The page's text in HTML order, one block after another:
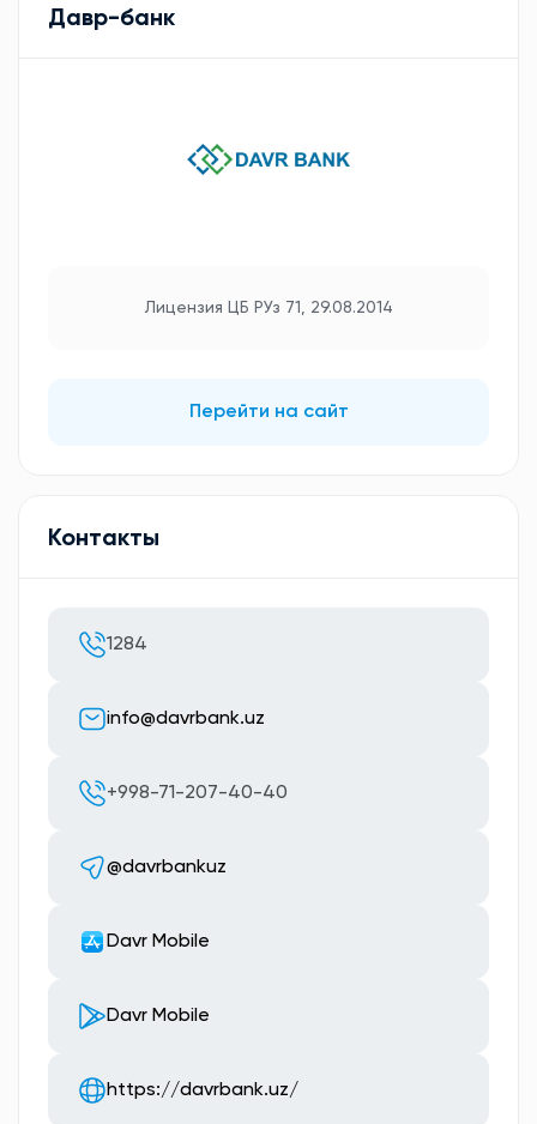
Давр-банк
Лицензия ЦБ РУз 71, 29.08.2014
Перейти на сайт
Контакты
1284
info@davrbank.uz
+998-71-207-40-40
@davrbankuz
Davr Mobile
Davr Mobile
https://davrbank.uz/